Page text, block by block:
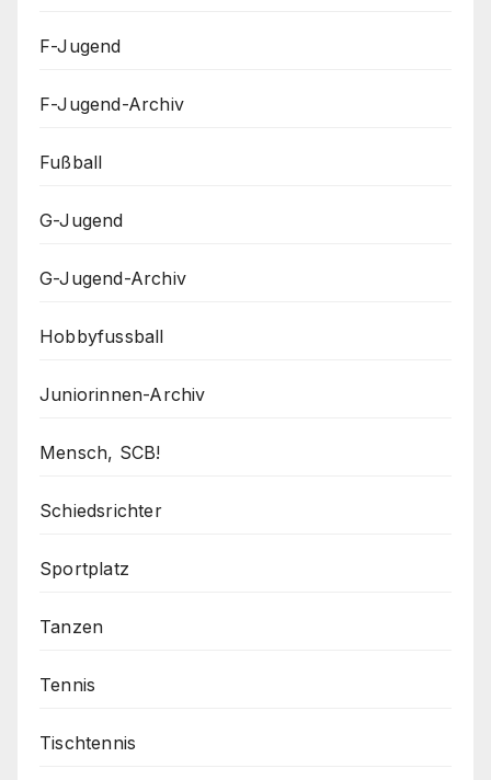
F-Jugend
F-Jugend-Archiv
Fußball
G-Jugend
G-Jugend-Archiv
Hobbyfussball
Juniorinnen-Archiv
Mensch, SCB!
Schiedsrichter
Sportplatz
Tanzen
Tennis
Tischtennis